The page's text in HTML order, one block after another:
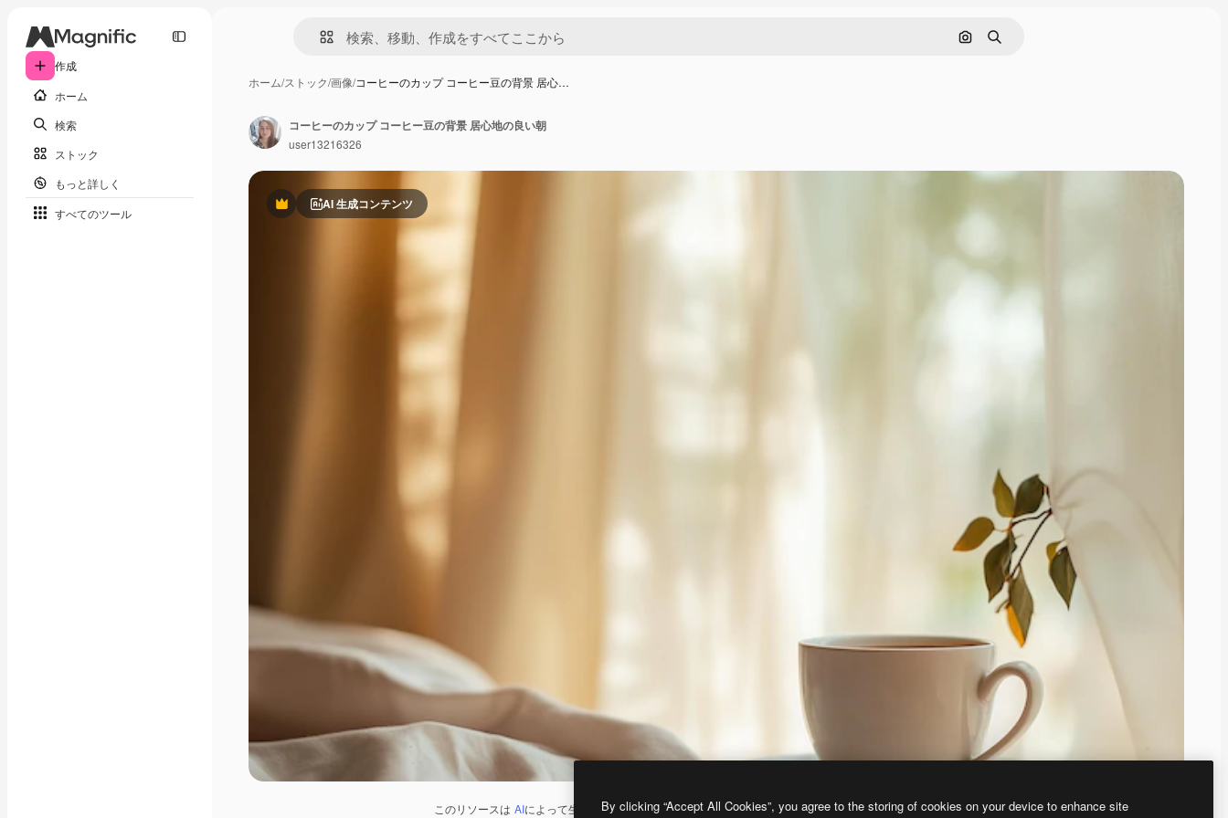
作成
ホーム
検索
ストック
もっと詳しく
すべてのツール
画像で検索
検索
ホーム/ストック/画像/コーヒーのカップ コーヒー豆の背景 居心…
PremiumAI 生成コンテンツ
このリソースは AIによって生成されたものです。 AI画像生成ツールを使うと、あなた独自の画像を作成できます。
コーヒーのカップ コーヒー豆の背景 居心地の良い朝
user13216326
By clicking “Accept All Cookies”, you agree to the storing of cookies on your device to enhance site